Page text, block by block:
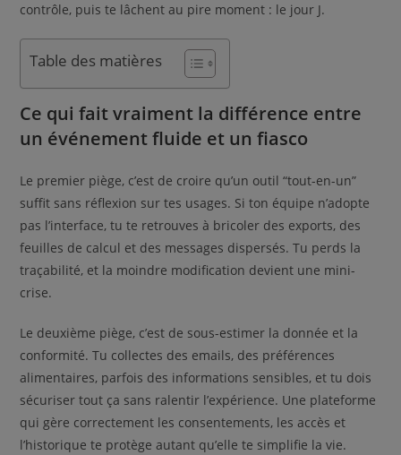
contrôle, puis te lâchent au pire moment : le jour J.
Table des matières
Ce qui fait vraiment la différence entre
un événement fluide et un fiasco
Le premier piège, c’est de croire qu’un outil “tout-en-un”
suffit sans réflexion sur tes usages. Si ton équipe n’adopte
pas l’interface, tu te retrouves à bricoler des exports, des
feuilles de calcul et des messages dispersés. Tu perds la
traçabilité, et la moindre modification devient une mini-
crise.
Le deuxième piège, c’est de sous-estimer la donnée et la
conformité. Tu collectes des emails, des préférences
alimentaires, parfois des informations sensibles, et tu dois
sécuriser tout ça sans ralentir l’expérience. Une plateforme
qui gère correctement les consentements, les accès et
l’historique te protège autant qu’elle te simplifie la vie.